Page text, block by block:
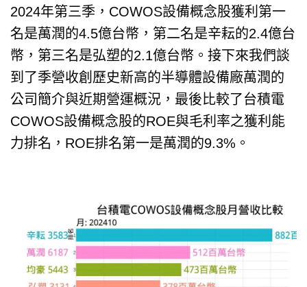
2024年第三季，COWOS設備概念股獲利第一
名是萬潤的4.5億台幣，第二名是辛耘的2.4億台
幣，第三名是弘塑的2.1億台幣。接下來我們談
到了季營收創歷史新高的半導體設備廠萬潤的
公司簡介與近期營運概況，最後比較了台積電
COWOS設備概念股的ROE與毛利率之獲利能
力排名，ROE排名第一是萬潤的9.3%。